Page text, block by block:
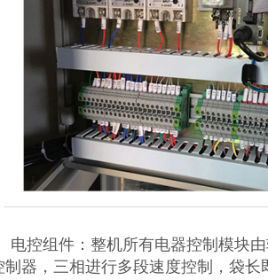
电控组件：整机所有电器控制模块
制器，三相进行多段速度控制，袋长